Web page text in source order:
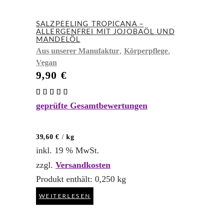
SALZPEELING TROPICANA –
ALLERGENFREI MIT JOJOBAÖL UND
MANDELÖL
Aus unserer Manufaktur, Körperpflege,
Vegan
9,90 €
5.00
geprüfte Gesamtbewertungen
39,60€ /kg
inkl. 19 % MwSt.
zzgl. Versandkosten
Produkt enthält: 0,250 kg
WEITERLESEN